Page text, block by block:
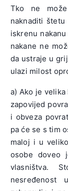
Tko ne
naknaditi
iskrenu
nakane ne
da ustraje u
ulazi milost
a) Ako je
zapovijed
i obveza
pa će se s tim
maloj i u
osobe doveo
vlasništva.
nesređenost